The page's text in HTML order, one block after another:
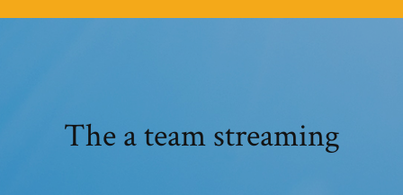
The a team streaming